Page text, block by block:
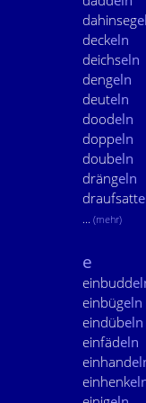
dahinseg
deckeln
deichseln
dengeln
deuteln
doodeln
doppeln
doubeln
drängeln
draufsatt
... (mehr)
e
einbudd
einbügeln
eindübeln
einfädeln
einhand
einhenk